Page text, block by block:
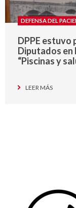
DEFENSA DEL
DPPE estuvo
Diputados
“Piscinas y
LEER MÁS